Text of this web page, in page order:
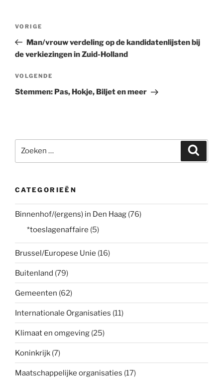
Vorig
bericht
VORIGE
Man/vrouw verdeling op de kandidatenlijsten bij
de verkiezingen in Zuid-Holland
Volgend
bericht
VOLGENDE
Stemmen: Pas, Hokje, Biljet en meer
naar:
CATEGORIEËN
Binnenhof/(ergens) in Den Haag (76)
*toeslagenaffaire (5)
Brussel/Europese Unie (16)
Buitenland (79)
Gemeenten (62)
Internationale Organisaties (11)
Klimaat en omgeving (25)
Koninkrijk (7)
Maatschappelijke organisaties (17)